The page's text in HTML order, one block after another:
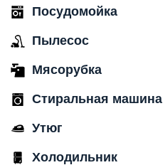
Посудомойка
Пылесос
Мясорубка
Стиральная машина
Утюг
Холодильник